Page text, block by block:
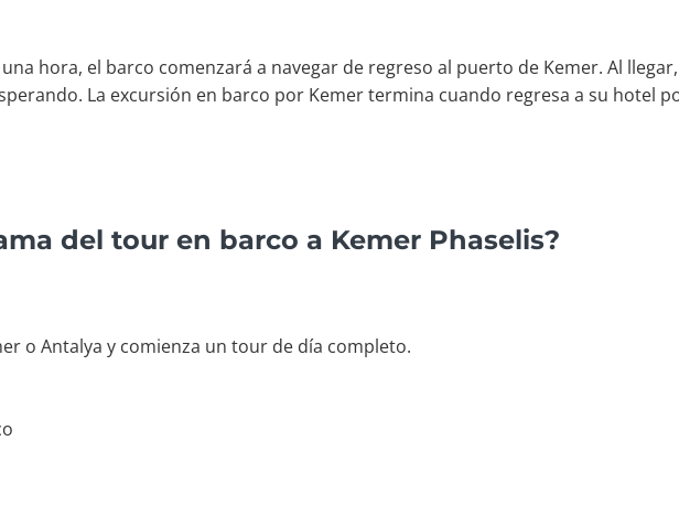
hora, el barco comenzará a navegar de regreso al puerto de Kemer. Al
La excursión en barco por Kemer termina cuando regresa a su hotel
del tour en barco a Kemer Phaselis?
o Antalya y comienza un tour de día completo.